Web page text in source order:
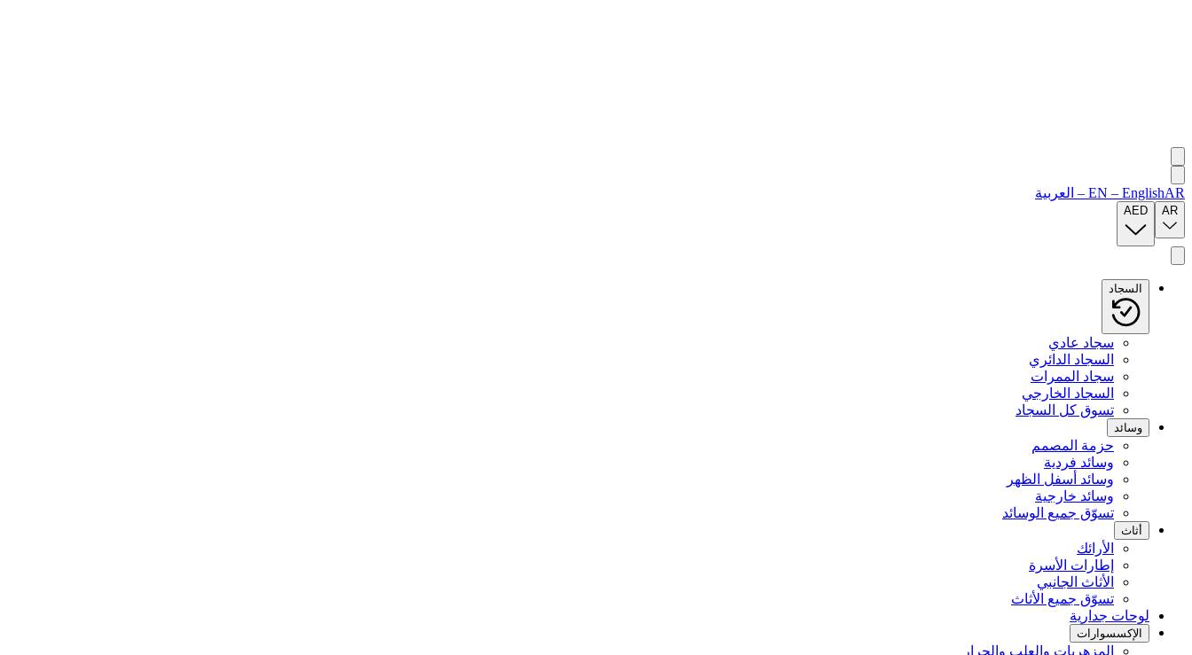
EN – EnglishAR
– العربية
AR
AED
السجاد
سجاد عادي
السجاد الدائري
سجاد الممرات
السجاد الخارجي
تسوق كل السجاد
وسائد
حزمة المصمم
وسائد فردية
وسائد أسفل الظهر
وسائد خارجية
تسوّق جميع الوسائد
أثاث
الأرائك
إطارات الأسرة
الأثاث الجانبي
تسوّق جميع الأثاث
لوحات جدارية
الإكسسوارات
المزهريات والعلب والجرار